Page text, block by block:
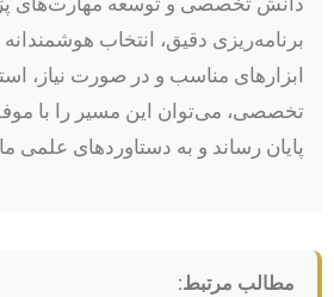
برنامه‌ریزی دقیق، انتخاب
ابزارهای مناسب و در صورت نیاز،
تخصصی، می‌توان این مسیر را با
پایان رساند و به دستاوردهای علمی
مطالب مرتبط: